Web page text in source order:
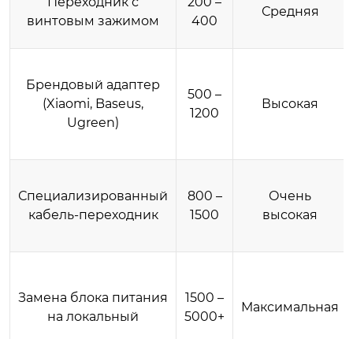
винтовым зажимом
400
Средняя
Брендовый адаптер
(Xiaomi, Baseus,
Ugreen)
500 –
1200
Высокая
Специализированный
кабель-переходник
800 –
1500
Очень
высокая
Замена блока питания
на локальный
1500 –
5000+
Максимальная